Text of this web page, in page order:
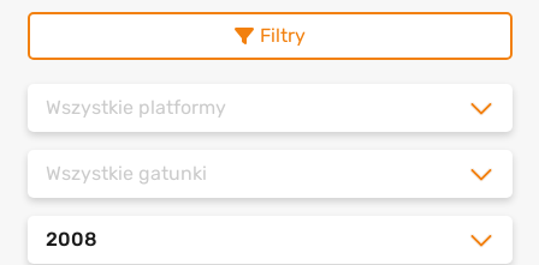
Filtry
Wszystkie platformy
Wszystkie gatunki
2008